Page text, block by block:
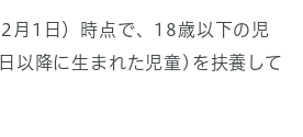
月1日）時点で、18歳以下の児
以降に生まれた児童)を扶養して